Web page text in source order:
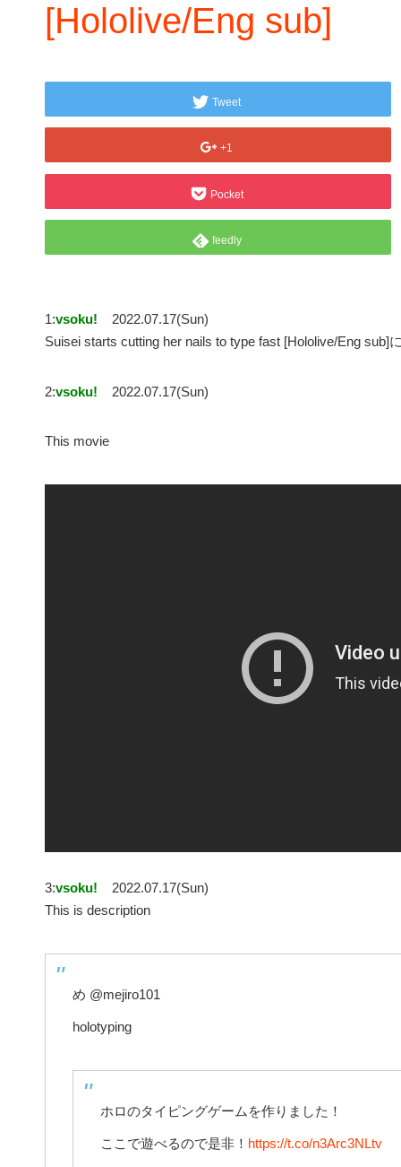
[Hololive/Eng sub]
Tweet
+1
Pocket
feedly
1:vsoku!
2022.07.17(Sun)
Suisei starts cutting her nails to type fast [Hololive/Eng sub]
2:vsoku! 2022.07.17(Sun)
This movie
3:vsoku!
2022.07.17(Sun)
This is description
め @mejiro101
holotyping
ホロのタイピングゲームを作りました！
ここで遊べるので是非！ https://t.co/n3Arc3NLtv